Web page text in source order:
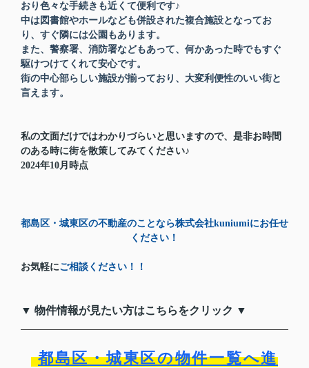
おり色々な手続きも近くて便利です♪
中は図書館やホールなども併設された複合施設となってお
り、すぐ隣には公園もあります。
また、警察署、消防署などもあって、何かあった時でもすぐ
駆けつけてくれて安心です。
街の中心部らしい施設が揃っており、大変利便性のいい街と
言えます。
私の文面だけではわかりづらいと思いますので、是非お時間
のある時に街を散策してみてください♪
2024年10月時点
都島区・城東区の不動産のことなら株式会社kuniumiにお任せ
ください！
お気軽にご相談ください！！
▼ 物件情報が見たい方はこちらをクリック ▼
都島区・城東区の物件一覧へ進